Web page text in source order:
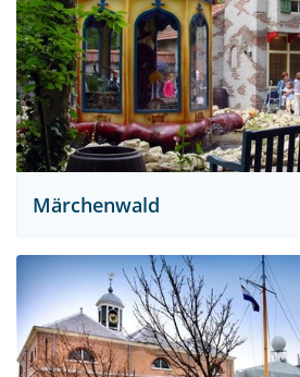
Märchenwald